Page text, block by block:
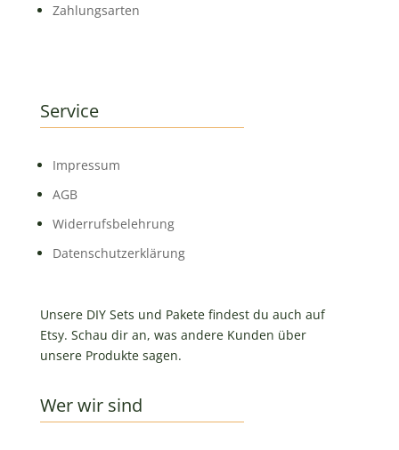
Zahlungsarten
Service
Impressum
AGB
Widerrufsbelehrung
Datenschutzerklärung
Unsere DIY Sets und Pakete findest du auch auf
Etsy. Schau dir an, was andere Kunden über
unsere Produkte sagen.
Wer wir sind